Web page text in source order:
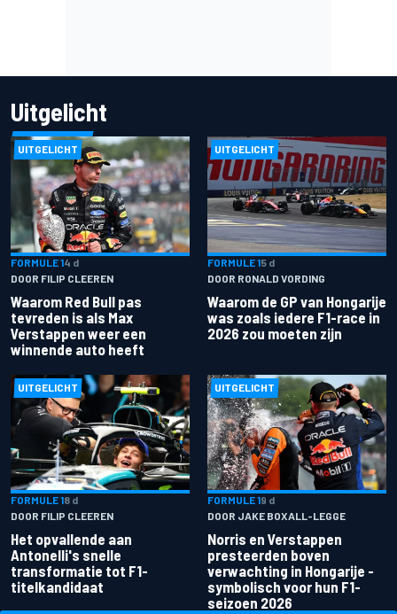
Uitgelicht
UITGELICHT
FORMULE 14 d
DOOR FILIP CLEEREN
Waarom Red Bull pas
tevreden is als Max
Verstappen weer een
winnende auto heeft
UITGELICHT
FORMULE 15 d
DOOR RONALD VORDING
Waarom de GP van Hongarije
was zoals iedere F1-race in
2026 zou moeten zijn
UITGELICHT
FORMULE 18 d
DOOR FILIP CLEEREN
Het opvallende aan
Antonelli's snelle
transformatie tot F1-
titelkandidaat
UITGELICHT
FORMULE 19 d
DOOR JAKE BOXALL-LEGGE
Norris en Verstappen
presteerden boven
verwachting in Hongarije -
symbolisch voor hun F1-
seizoen 2026